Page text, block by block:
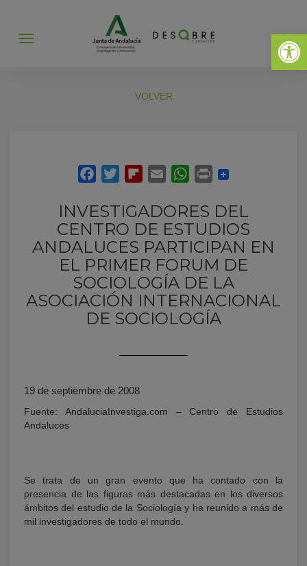
Abrir
Abrir
VOLVER
INVESTIGADORES DEL
CENTRO DE ESTUDIOS
ANDALUCES PARTICIPAN EN
EL PRIMER FORUM DE
SOCIOLOGÍA DE LA
ASOCIACIÓN INTERNACIONAL
DE SOCIOLOGÍA
19 de septiembre de 2008
Fuente: AndaluciaInvestiga.com – Centro de Estudios
Andaluces
Se trata de un gran evento que ha contado con la
presencia de las figuras más destacadas en los diversos
ámbitos del estudio de la Sociología y ha reunido a más de
mil investigadores de todo el mundo.